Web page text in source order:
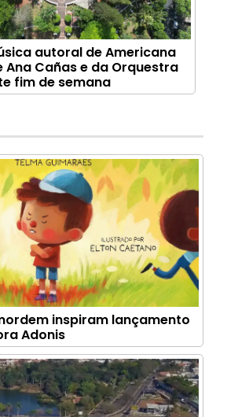
autoral de Americana
Ana Cañas e da Orquestra
fim de semana
inspiram lançamento
Adonis